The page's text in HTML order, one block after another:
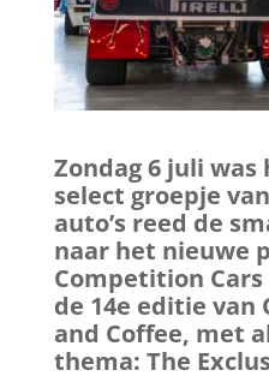
Zondag 6 juli was
select groepje
auto’s reed de
naar het nieuwe
Competition
de 14e editie van
and Coffee, met
thema: The